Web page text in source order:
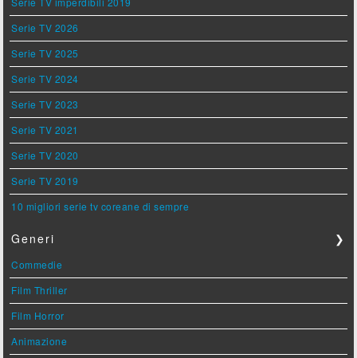
Serie TV 2026
Serie TV 2025
Serie TV 2024
Serie TV 2023
Serie TV 2021
Serie TV 2020
Serie TV 2019
10 migliori serie tv coreane di sempre
Generi ❯
Commedie
Film Thriller
Film Horror
Animazione